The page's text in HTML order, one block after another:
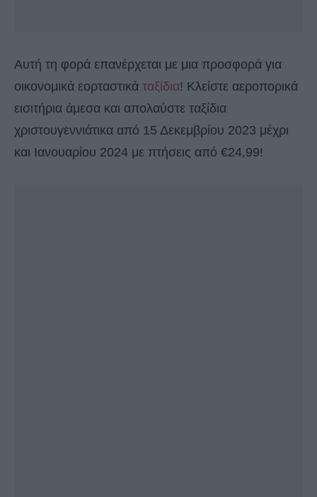
Αυτή τη φορά επανέρχεται με μια προσφορά για
οικονομικά εορταστικά ταξίδια! Κλείστε αεροπορικά
εισιτήρια άμεσα και απολαύστε ταξίδια
χριστουγεννιάτικα από 15 Δεκεμβρίου 2023 μέχρι
και Ιανουαρίου 2024 με πτήσεις από €24,99!